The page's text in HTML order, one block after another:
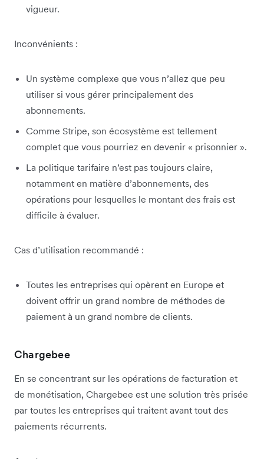
vigueur.
Inconvénients :
Un système complexe que vous n’allez que peu
utiliser si vous gérer principalement des
abonnements.
Comme Stripe, son écosystème est tellement
complet que vous pourriez en devenir « prisonnier ».
La politique tarifaire n’est pas toujours claire,
notamment en matière d’abonnements, des
opérations pour lesquelles le montant des frais est
difficile à évaluer.
Cas d’utilisation recommandé :
Toutes les entreprises qui opèrent en Europe et
doivent offrir un grand nombre de méthodes de
paiement à un grand nombre de clients.
Chargebee
En se concentrant sur les opérations de facturation et
de monétisation, Chargebee est une solution très prisée
par toutes les entreprises qui traitent avant tout des
paiements récurrents.